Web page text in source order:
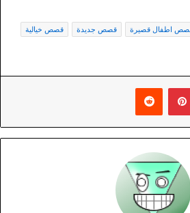
اطفال قصيرة قصص جديدة
قصص خيالية
بينتيريست